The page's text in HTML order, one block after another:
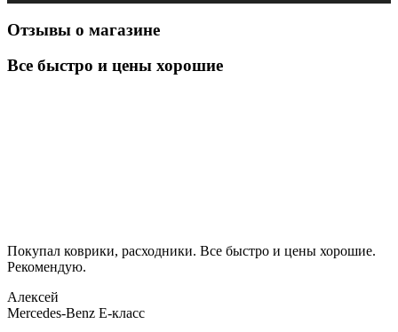
Отзывы о магазине
Все быстро и цены хорошие
Покупал коврики, расходники. Все быстро и цены хорошие.
Рекомендую.
Алексей
Mercedes-Benz E-класс